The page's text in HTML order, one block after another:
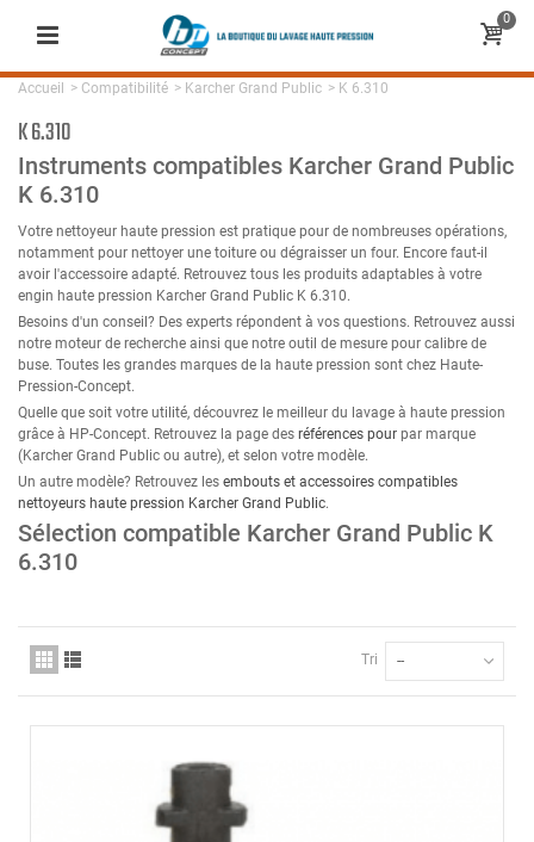
0
Accueil > Compatibilité > Karcher Grand Public > K 6.310
K 6.310
Instruments compatibles Karcher Grand Public
K 6.310
Votre nettoyeur haute pression est pratique pour de nombreuses opérations,
notamment pour nettoyer une toiture ou dégraisser un four. Encore faut-il
avoir l'accessoire adapté. Retrouvez tous les produits adaptables à votre
engin haute pression Karcher Grand Public K 6.310.
Besoins d'un conseil? Des experts répondent à vos questions. Retrouvez aussi
notre moteur de recherche ainsi que notre outil de mesure pour calibre de
buse. Toutes les grandes marques de la haute pression sont chez Haute-
Pression-Concept.
Quelle que soit votre utilité, découvrez le meilleur du lavage à haute pression
grâce à HP-Concept. Retrouvez la page des références pour par marque
(Karcher Grand Public ou autre), et selon votre modèle.
Un autre modèle? Retrouvez les embouts et accessoires compatibles
nettoyeurs haute pression Karcher Grand Public.
Sélection compatible Karcher Grand Public K
6.310
Tri --